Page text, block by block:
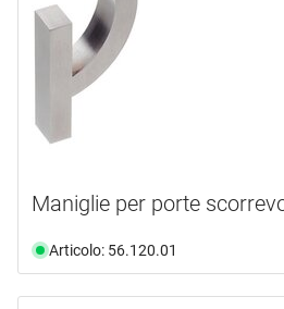
Maniglie per porte
Articolo: 56.120.01